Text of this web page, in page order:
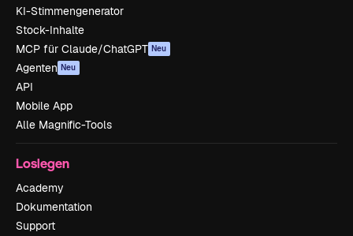
KI-Stimmengenerator
Stock-Inhalte
MCP für Claude/ChatGPT Neu
Agenten Neu
API
Mobile App
Alle Magnific-Tools
Loslegen
Academy
Dokumentation
Support